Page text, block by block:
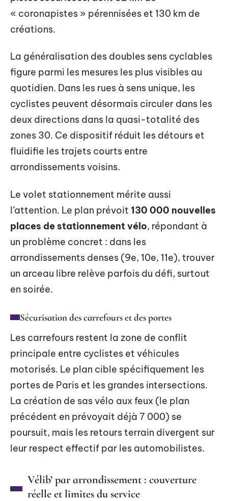
« coronapistes » pérennisées et 130 km de
créations.
La généralisation des doubles sens cyclables
figure parmi les mesures les plus visibles au
quotidien. Dans les rues à sens unique, les
cyclistes peuvent désormais circuler dans les
deux directions dans la quasi-totalité des
zones 30. Ce dispositif réduit les détours et
fluidifie les trajets courts entre
arrondissements voisins.
Le volet stationnement mérite aussi
l’attention. Le plan prévoit 130 000 nouvelles
places de stationnement vélo, répondant à
un problème concret : dans les
arrondissements denses (9e, 10e, 11e), trouver
un arceau libre relève parfois du défi, surtout
en soirée.
Sécurisation des carrefours et des portes
Les carrefours restent la zone de conflit
principale entre cyclistes et véhicules
motorisés. Le plan cible spécifiquement les
portes de Paris et les grandes intersections.
La création de sas vélo aux feux (le plan
précédent en prévoyait déjà 7 000) se
poursuit, mais les retours terrain divergent sur
leur respect effectif par les automobilistes.
Vélib’ par arrondissement : couverture
réelle et limites du service